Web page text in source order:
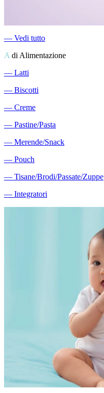
― Vedi tutto
A di Alimentazione
― Latti
― Biscotti
― Creme
― Pastine/Pasta
― Merende/Snack
― Pouch
― Tisane/Brodi/Passate/Zuppe
― Integratori